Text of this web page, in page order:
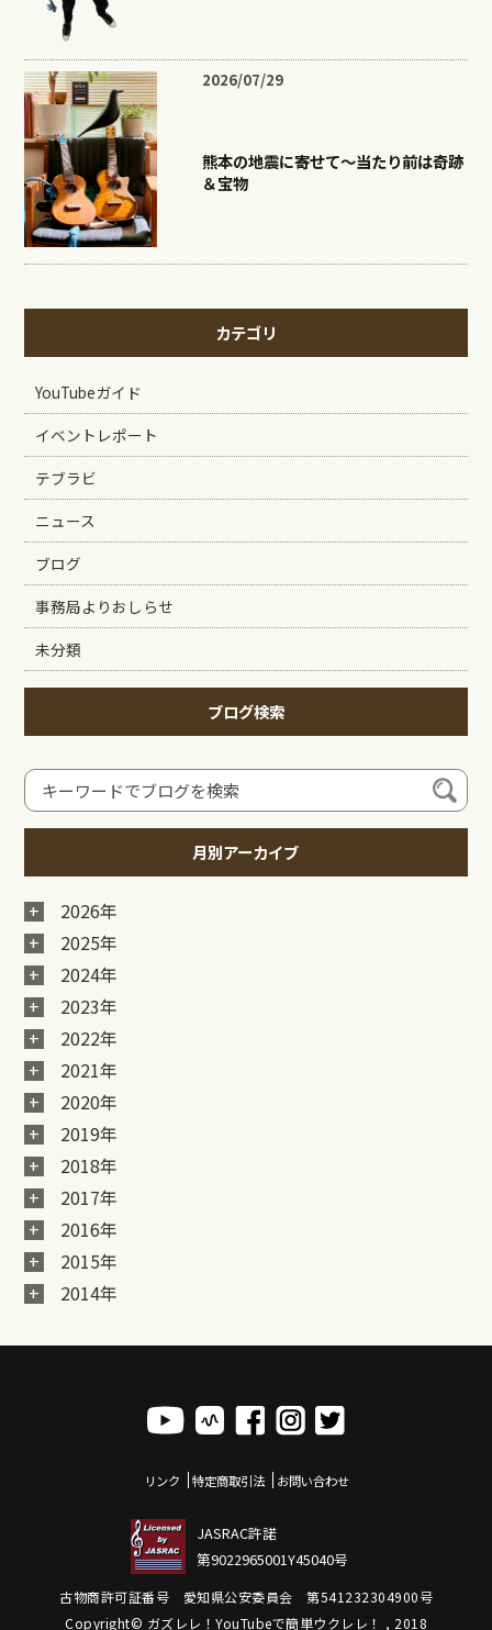
2026/07/29
熊本の地震に寄せて〜当たり前は奇跡
＆宝物
カテゴリ
YouTubeガイド
イベントレポート
テブラビ
ニュース
ブログ
事務局よりおしらせ
未分類
ブログ検索
月別アーカイブ
2026年
2025年
2024年
2023年
2022年
2021年
2020年
2019年
2018年
2017年
2016年
2015年
2014年
リンク 特定商取引法 お問い合わせ
JASRAC許諾
第9022965001Y45040号
古物商許可証番号 愛知県公安委員会 第541232304900号
Copyright© ガズレレ！YouTubeで簡単ウクレレ！ , 2018